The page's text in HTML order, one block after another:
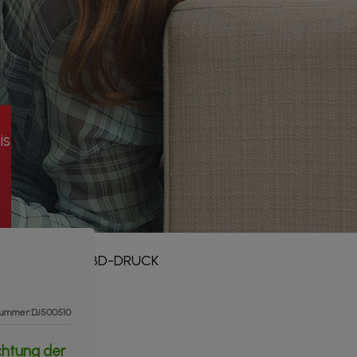
der
3D-DRUCK